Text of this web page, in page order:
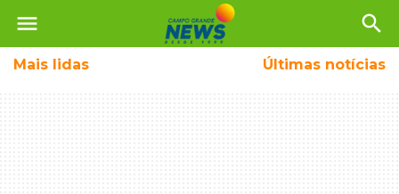
menu search
Mais lidas Últimas notícias